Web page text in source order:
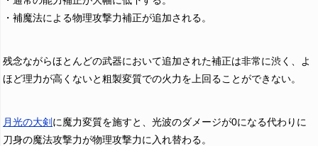
・補魔法による物理攻撃力補正が追加される。
残念ながらほとんどの武器において追加された補正は非常に渋く、よ
ほど理力が高くないと粗製変質での火力を上回ることができない。
月光の大剣に魔力変質を施すと、光波のダメージが0になる代わりに
刀身の魔法攻撃力が物理攻撃力に入れ替わる。